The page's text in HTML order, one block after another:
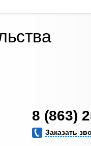
8 (863)
Заказать